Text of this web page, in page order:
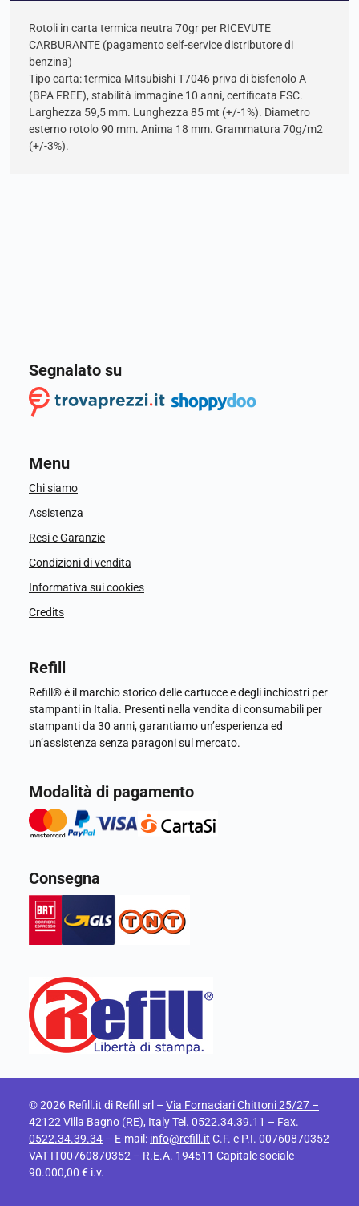
Rotoli in carta termica neutra 70gr per RICEVUTE
CARBURANTE (pagamento self-service distributore di
benzina)
Tipo carta: termica Mitsubishi T7046 priva di bisfenolo A
(BPA FREE), stabilità immagine 10 anni, certificata FSC.
Larghezza 59,5 mm. Lunghezza 85 mt (+/-1%). Diametro
esterno rotolo 90 mm. Anima 18 mm. Grammatura 70g/m2
(+/-3%).
Segnalato su
Menu
Chi siamo
Assistenza
Resi e Garanzie
Condizioni di vendita
Informativa sui cookies
Credits
Refill
Refill® è il marchio storico delle cartucce e degli inchiostri per
stampanti in Italia. Presenti nella vendita di consumabili per
stampanti da 30 anni, garantiamo un’esperienza ed
un’assistenza senza paragoni sul mercato.
Modalità di pagamento
Consegna
© 2026 Refill.it di Refill srl – Via Fornaciari Chittoni 25/27 –
42122 Villa Bagno (RE), ItalyTel. 0522.34.39.11 – Fax.
0522.34.39.34 – E-mail: info@refill.it C.F. e P.I. 00760870352
VAT IT00760870352 – R.E.A. 194511 Capitale sociale
90.000,00 € i.v.